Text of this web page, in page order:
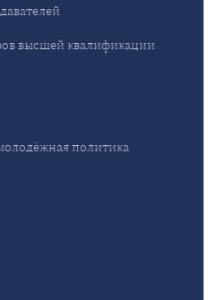
высшей квалификации
политика